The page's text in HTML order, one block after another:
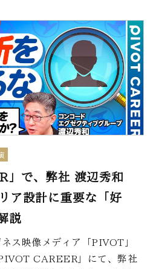
」で、弊社 渡辺秀和
ア設計に重要な「好
説
ス映像メディア「PIVOT」
CAREER」にて、弊社